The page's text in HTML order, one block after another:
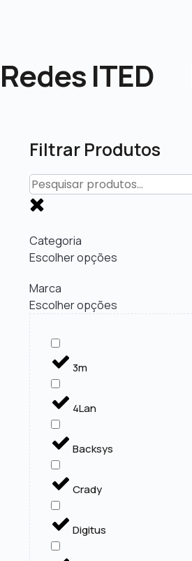
Redes ITED
Filtrar Produtos
Categoria
Escolher opções
Marca
Escolher opções
3m
4Lan
Backsys
Crady
Digitus